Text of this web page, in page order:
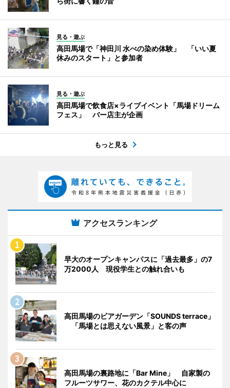
見る・遊ぶ
高田馬場で「神田川 水べの染め体験」 「いい夏
休みのスタート」と参加者
見る・遊ぶ
高田馬場で飲食店×ライブイベント「馬場ドリーム
フェス」 バー店主が企画
もっと見る
アクセスランキング
早大のオープンキャンパスに「過去最多」の7
万2000人 現役学生との触れ合いも
高田馬場のビアガーデン「SOUNDS terrace」
「馬場とは思えない風景」と客の声
高田馬場の裏路地に「Bar Mine」 自家製の
フルーツサワー、花のカクテル中心に